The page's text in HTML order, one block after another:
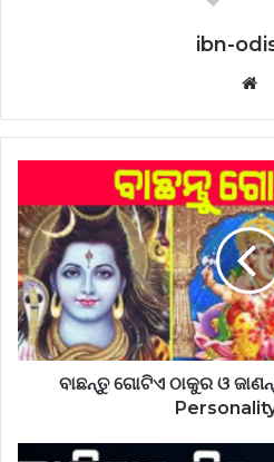
ibn-
ବାଛନ୍ତୁ ଗୋଟିଏ ଠାକୁର ଓ